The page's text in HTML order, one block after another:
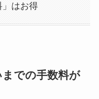
」はお得
での手数料が